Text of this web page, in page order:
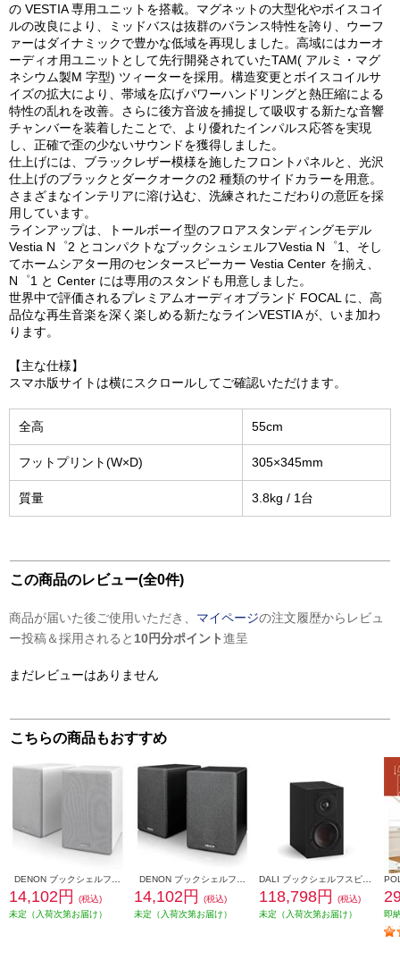
の VESTIA 専用ユニットを搭載。マグネットの大型化やボイスコイ
ルの改良により、ミッドバスは抜群のバランス特性を誇り、ウーフ
ァーはダイナミックで豊かな低域を再現しました。高域にはカーオ
ーディオ用ユニットとして先行開発されていたTAM( アルミ・マグ
ネシウム製M 字型) ツィーターを採用。構造変更とボイスコイルサ
イズの拡大により、帯域を広げパワーハンドリングと熱圧縮による
特性の乱れを改善。さらに後方音波を捕捉して吸収する新たな音響
チャンバーを装着したことで、より優れたインパルス応答を実現
し、正確で歪の少ないサウンドを獲得しました。
仕上げには、ブラックレザー模様を施したフロントパネルと、光沢
仕上げのブラックとダークオークの2 種類のサイドカラーを用意。
さまざまなインテリアに溶け込む、洗練されたこだわりの意匠を採
用しています。
ラインアップは、トールボーイ型のフロアスタンディングモデル
Vestia N゜2 とコンパクトなブックシュシェルフVestia N゜1、そし
てホームシアター用のセンタースピーカー Vestia Center を揃え、
N゜1 と Center には専用のスタンドも用意しました。
世界中で評価されるプレミアムオーディオブランド FOCAL に、高
品位な再生音楽を深く楽しめる新たなラインVESTIA が、いま加わ
ります。
【主な仕様】
スマホ版サイトは横にスクロールしてご確認いただけます。
全高 55cm
フットプリント(W×D) 305×345mm
質量 3.8kg / 1台
この商品のレビュー(全0件)
商品が届いた後ご使用いただき、 マイページの注文履歴からレビュ
ー投稿＆採用されると 10円分ポイント進呈
まだレビューはありません
こちらの商品もおすすめ
14,102円
(税込)
未定（入荷次第お届け）
14,102円
(税込)
未定（入荷次第お届け）
118,798円
(税込)
未定（入荷次第お届け）
即